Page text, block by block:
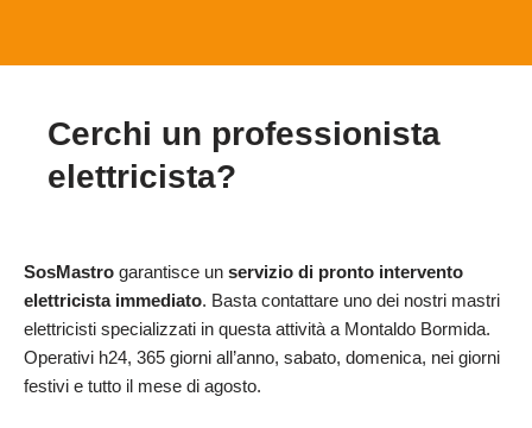
Cerchi un professionista
elettricista?
SosMastro garantisce un servizio di pronto intervento
elettricista immediato. Basta contattare uno dei nostri mastri
elettricisti specializzati in questa attività a Montaldo Bormida.
Operativi h24, 365 giorni all’anno, sabato, domenica, nei giorni
festivi e tutto il mese di agosto.